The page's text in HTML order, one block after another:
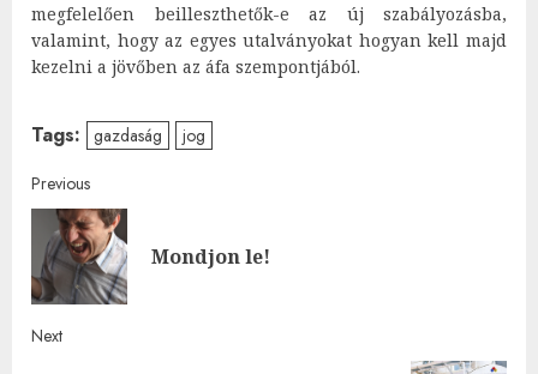
megfelelően beilleszthetők-e az új szabályozásba,
valamint, hogy az egyes utalványokat hogyan kell majd
kezelni a jövőben az áfa szempontjából.
Tags: gazdaság jog
Post
navigation
Previous
Mondjon le!
Next